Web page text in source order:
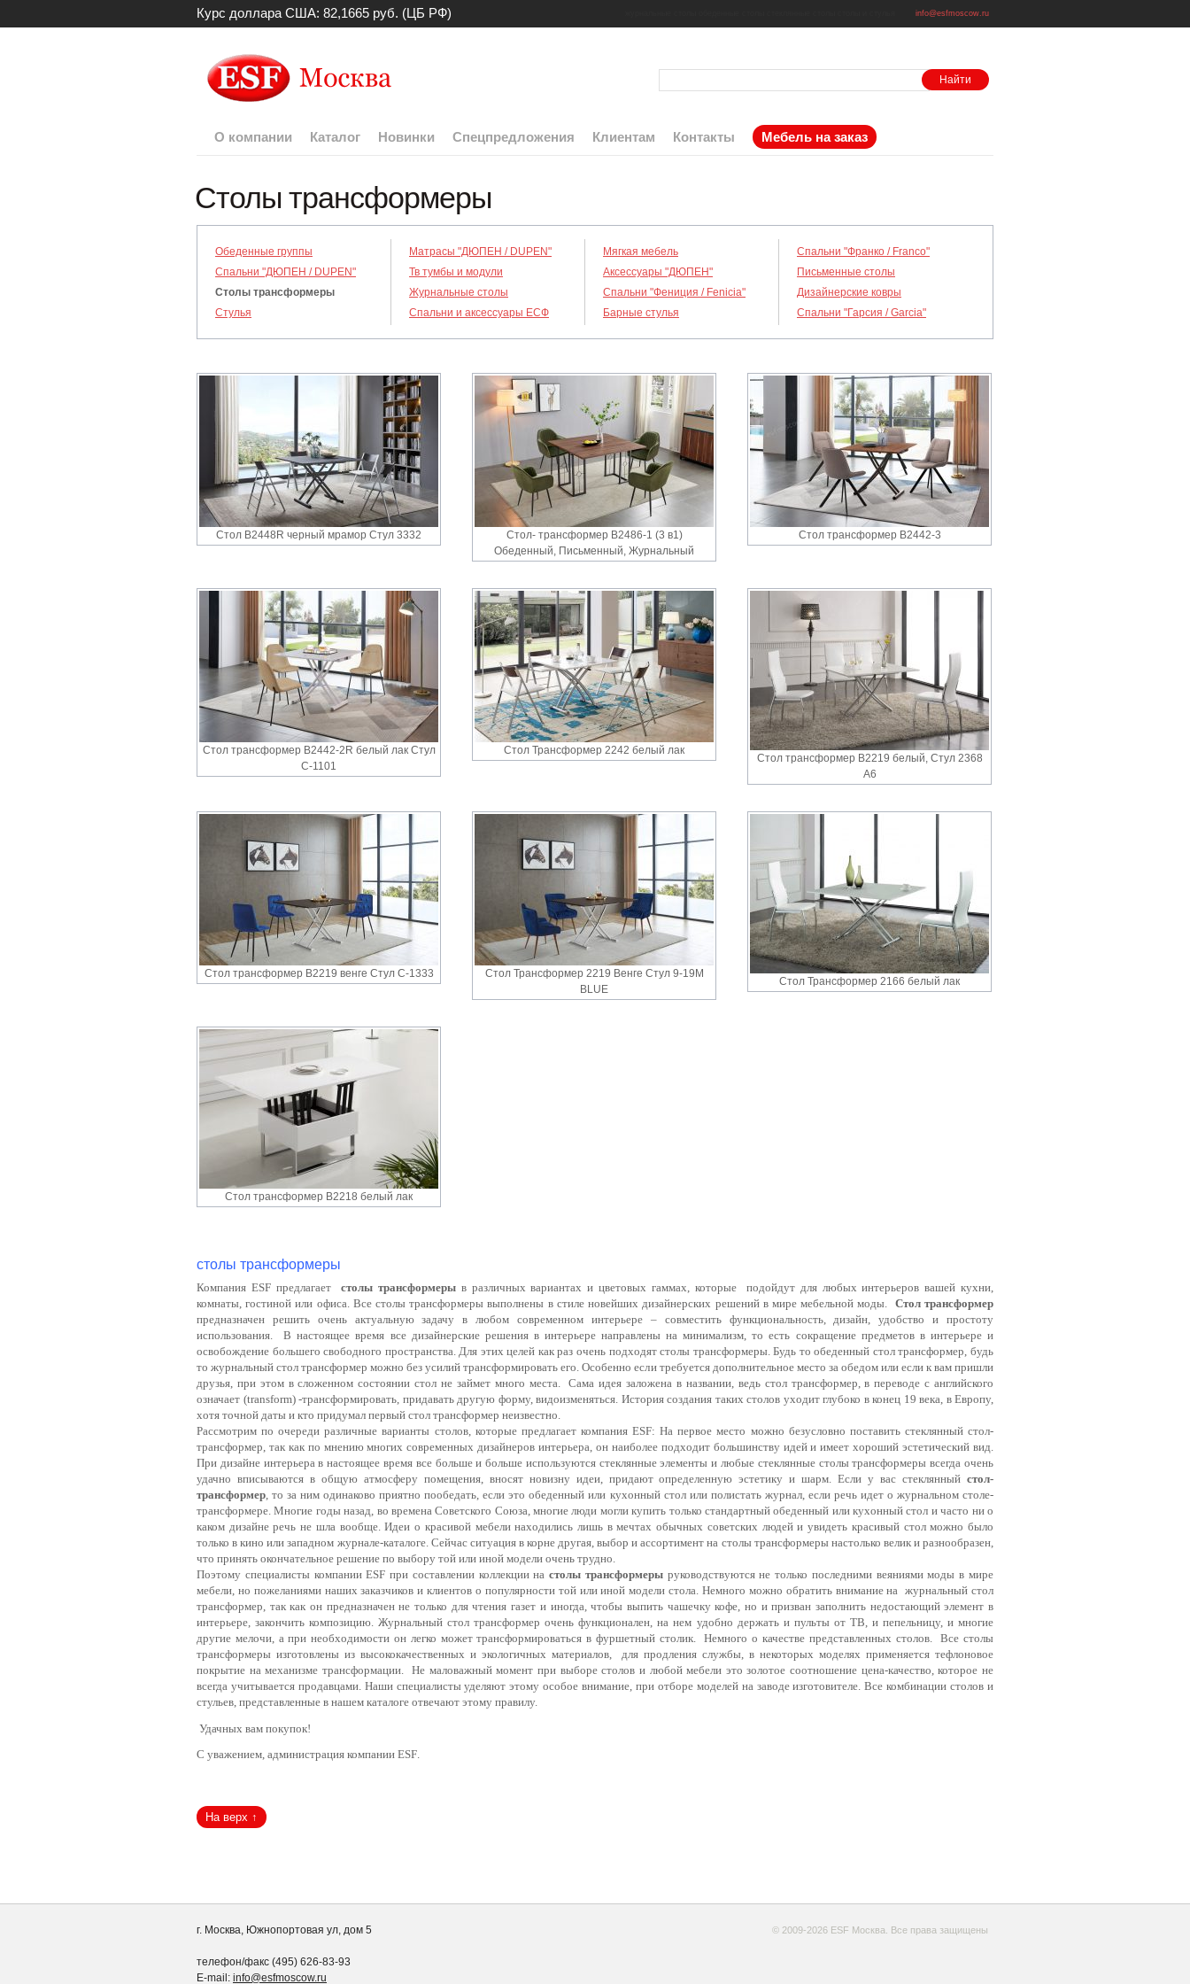
Курс доллара США: 82,1665 руб. (ЦБ РФ) info@esfmoscow.ru
О компании Каталог Новинки Спецпредложения Клиентам Контакты Мебель на заказ
Столы трансформеры
Обеденные группы
Спальни "ДЮПЕН / DUPEN"
Столы трансформеры
Стулья
Матрасы "ДЮПЕН / DUPEN"
Тв тумбы и модули
Журнальные столы
Спальни и аксессуары ЕСФ
Мягкая мебель
Аксессуары "ДЮПЕН"
Спальни "Фениция / Fenicia"
Барные стулья
Спальни "Франко / Franco"
Письменные столы
Дизайнерские ковры
Спальни "Гарсия / Garcia"
Стол B2448R черный мрамор Стул 3332
Стол- трансформер B2486-1 (3 в1)
Обеденный, Письменный, Журнальный
Стол трансформер B2442-3
Стол трансформер B2442-2R белый лак Стул
С-1101
Стол Трансформер 2242 белый лак
Стол трансформер В2219 белый, Стул 2368
А6
Стол трансформер В2219 венге Стул С-1333
Стол Трансформер 2219 Венге Стул 9-19M
BLUE
Стол Трансформер 2166 белый лак
Стол трансформер B2218 белый лак
столы трансформеры
Компания ESFпредлагаетстолы трансформеры в различных вариантах и цветовых гаммах, которые подойдут для любых интерьеров вашей кухни,
комнаты, гостиной или офиса. Все столы трансформеры выполнены в стиле новейших дизайнерских решений в мире мебельной моды. Стол трансформер
предназначен решить очень актуальную задачу в любом современном интерьере – совместить функциональность, дизайн, удобство и простоту
использования. В настоящее время все дизайнерские решения в интерьере направлены на минимализм, то есть сокращение предметов в интерьере и
освобождение большего свободного пространства. Для этих целей как раз очень подходят столы трансформеры. Будь то обеденный стол трансформер, будь
то журнальный стол трансформер можно без усилий трансформировать его. Особенно если требуется дополнительное место за обедом или если к вам пришли
друзья, при этом в сложенном состоянии стол не займет много места. Сама идея заложена в названии, ведь стол трансформер, в переводе с английского
означает (transform) -трансформировать, придавать другую форму, видоизменяться. История создания таких столов уходит глубоко в конец 19 века, в Европу,
хотя точной даты и кто придумал первый стол трансформер неизвестно.
Рассмотрим по очереди различные варианты столов, которые предлагает компанияESF: На первое место можно безусловно поставить стеклянный стол-
трансформер, так как по мнению многих современных дизайнеров интерьера, он наиболее подходит большинству идей и имеет хороший эстетический вид.
При дизайне интерьера в настоящее время все больше и больше используются стеклянные элементы и любые стеклянные столы трансформеры всегда очень
удачно вписываются в общую атмосферу помещения, вносят новизну идеи, придают определенную эстетику и шарм. Если у вас стеклянный стол-
трансформер, то за ним одинаково приятно пообедать, если это обеденный или кухонный стол или полистать журнал, если речь идет о журнальном столе-
трансформере. Многие годы назад, во времена Советского Союза, многие люди могли купить только стандартный обеденный или кухонный стол и часто ни о
каком дизайне речь не шла вообще. Идеи о красивой мебели находились лишь в мечтах обычных советских людей и увидеть красивый стол можно было
только в кино или западном журнале-каталоге. Сейчас ситуация в корне другая, выбор и ассортимент на столы трансформеры настолько велик и разнообразен,
что принять окончательное решение по выбору той или иной модели очень трудно.
Поэтому специалисты компанииESF при составлении коллекции настолы трансформеры руководствуются не только последними веяниями моды в мире
мебели, но пожеланиями наших заказчиков и клиентов о популярности той или иной модели стола. Немного можно обратить внимание на журнальный стол
трансформер, так как он предназначен не только для чтения газет и иногда, чтобы выпить чашечку кофе, но и призван заполнить недостающий элемент в
интерьере, закончить композицию. Журнальный стол трансформер очень функционален, на нем удобно держать и пульты от ТВ, и пепельницу, и многие
другие мелочи, а при необходимости он легко может трансформироваться в фуршетный столик. Немного о качестве представленных столов. Все столы
трансформеры изготовлены из высококачественных и экологичных материалов, для продления службы, в некоторых моделях применяется тефлоновое
покрытие на механизме трансформации. Не маловажный момент при выборе столов и любой мебели это золотое соотношение цена-качество, которое не
всегда учитывается продавцами. Наши специалисты уделяют этому особое внимание, при отборе моделей на заводе изготовителе. Все комбинации столов и
стульев, представленные в нашем каталоге отвечают этому правилу.
Удачных вам покупок!
С уважением, администрация компании ESF
г. Москва, Южнопортовая ул, дом 5
телефон/факс (495) 626-83-93
E-mail: info@esfmoscow.ru
© 2009-2026 ESF Москва. Все права защищены